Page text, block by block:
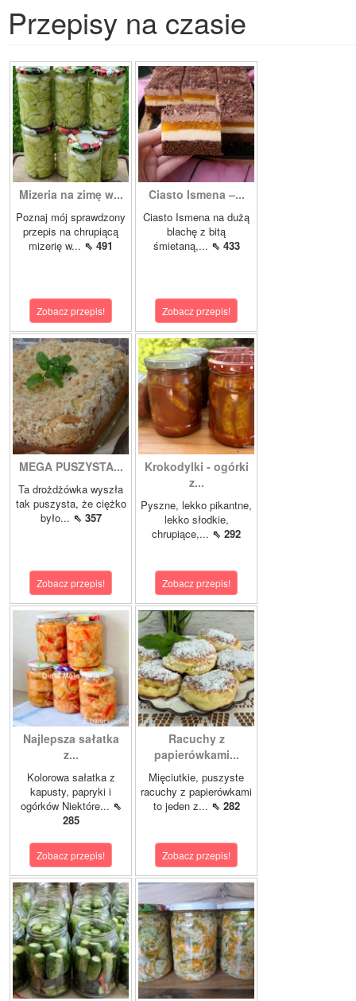
Przepisy na czasie
Mizeria na zimę w...
Poznaj mój sprawdzony
przepis na chrupiącą
mizerię w... ⇖ 491
Zobacz przepis!
Ciasto Ismena –...
Ciasto Ismena na dużą
blachę z bitą
śmietaną,... ⇖ 433
Zobacz przepis!
MEGA PUSZYSTA...
Ta drożdżówka wyszła
tak puszysta, że ciężko
było... ⇖ 357
Zobacz przepis!
Krokodylki - ogórki
z...
Pyszne, lekko pikantne,
lekko słodkie,
chrupiące,... ⇖ 292
Zobacz przepis!
Najlepsza sałatka
z...
Kolorowa sałatka z
kapusty, papryki i
ogórków Niektóre... ⇖
285
Zobacz przepis!
Racuchy z
papierówkami...
Mięciutkie, puszyste
racuchy z papierówkami
to jeden z... ⇖ 282
Zobacz przepis!